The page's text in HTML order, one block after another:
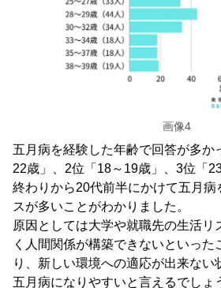
画像4
五月病を経験した年齢で回答が多か
22歳」、2位「18～19歳」、3位「
終わりから20代前半にかけて五月病
スが多いことがわかりました。
原因としては大学や就職先の生活リ
く人間関係が構築できないといった
り、新しい環境への適応が出来ない
五月病になりやすいと言えるでしょ